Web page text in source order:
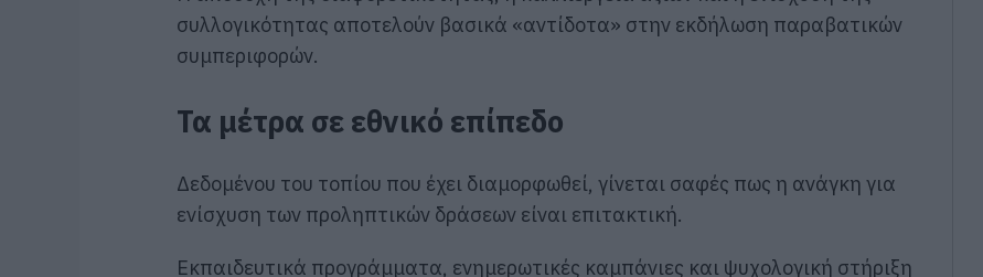
συλλογικότητας αποτελούν βασικά «αντίδοτα» στην εκδήλωση παραβατικών
συμπεριφορών.
Τα μέτρα σε εθνικό επίπεδο
Δεδομένου του τοπίου που έχει διαμορφωθεί, γίνεται σαφές πως η ανάγκη για
ενίσχυση των προληπτικών δράσεων είναι επιτακτική.
Εκπαιδευτικά προγράμματα, ενημερωτικές καμπάνιες και ψυχολογική στήριξη